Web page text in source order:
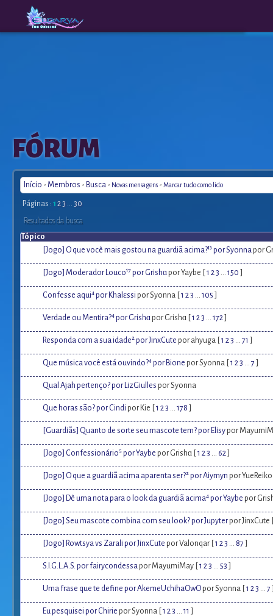
The
Origins
FÓRUM
Início - Membros - Busca - Novas mensagens - Marcar tudo como lido
Páginas : 1 23 ... 30
Resultados da busca
Tópico
[Jogo] O que você mais gostou na guardiã acima?¹³ por Syonna por
[Jogo] Moderador Louco¹⁷ por Grishɑ por Yaybe [ 1 23 ... 150
Confesse aqui⁴ por Khalɛssi por Syonna [ 1 23 ... 105
Verdade ou Mentira?⁴ por Grishɑ por Grishɑ [ 1 23 ... 172
Responda com a sua idade² por JinxCute por ahyuga [ 1 23 ... 71
Que música você está ouvindo?⁴ por Bione por Syonna [ 1 23 ... 7
Qual Ajah pertenço? por LizGiulles por Syonna
Que horas são? por Cindi por Kie [ 1 23 ... 178
[Guardiãs] Quanto de sorte seu mascote tem? por Elisy por
[Jogo] Confessionário⁵ por Yaybe por Grishɑ [ 1 23 ... 62
[Jogo] O que a guardiã acima aparenta ser?² por Aiymyn por
[Jogo] Dê uma nota para o look da guardiã acima⁴ por Yaybe por
[Jogo] Seu mascote combina com seu look? por Jupyterpor JinxCute
[Jogo] Rowtsya vs Zarali por JinxCute por Valonqar [ 1 23 ... 87
S.I.G.L.A.S. por fairycondessa por MayumiMay [ 1 23 ... 53
Uma frase que te define por AkemeUchihaOwO por Syonna [ 1 23 ... 7
Eu pesquisei por Chirie por Syonna [ 1 23 ... 11